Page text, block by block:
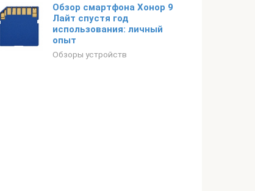
Обзор смартфона Хонор 9
Лайт спустя год
использования: личный
опыт
Обзоры устройств